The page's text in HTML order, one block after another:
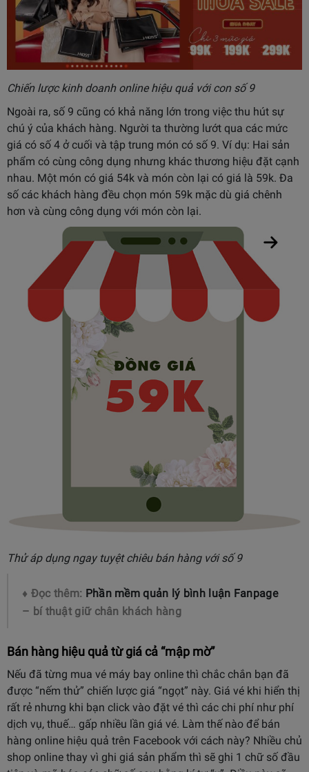
Chiến lược kinh doanh online hiệu quả với con số 9
Ngoài ra, số 9 cũng có khả năng lớn trong việc thu hút sự
chú ý của khách hàng. Người ta thường lướt qua các mức
giá có số 4 ở cuối và tập trung món có số 9. Ví dụ: Hai sản
phẩm có cùng công dụng nhưng khác thương hiệu đặt cạnh
nhau. Một món có giá 54k và món còn lại có giá là 59k. Đa
số các khách hàng đều chọn món 59k mặc dù giá chênh
hơn và cùng công dụng với món còn lại.
Thử áp dụng ngay tuyệt chiêu bán hàng với số 9
♦ Đọc thêm: Phần mềm quản lý bình luận Fanpage
– bí thuật giữ chân khách hàng
Bán hàng hiệu quả từgiá cả “mập mờ”
Nếu đã từng mua vé máy bay online thì chắc chắn bạn đã
được “nếm thử” chiến lược giá “ngọt” này. Giá vé khi hiển thị
rất rẻ nhưng khi bạn click vào đặt vé thì các chi phí như phí
dịch vụ, thuế… gấp nhiều lần giá vé. Làm thế nào để bán
hàng online hiệu quả trên Facebook với cách này? Nhiều chủ
shop online thay vì ghi giá sản phẩm thì sẽ ghi 1 chữ số đầu